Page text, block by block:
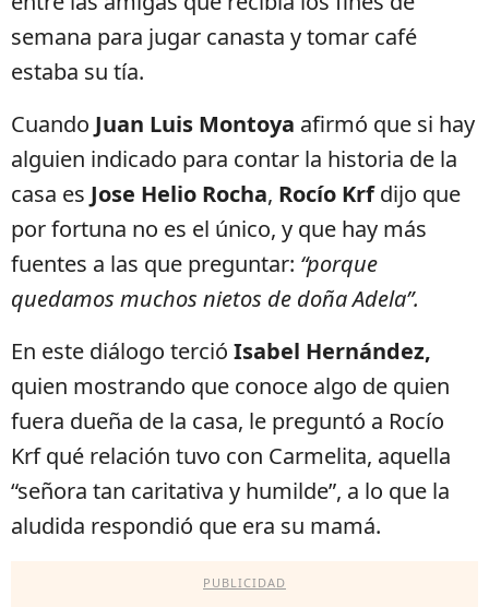
semana para jugar canasta y tomar café
estaba su tía.
Cuando Juan Luis Montoya afirmó que si hay
alguien indicado para contar la historia de la
casa es Jose Helio Rocha, Rocío Krfdijo que
por fortuna no es el único, y que hay más
fuentes a las que preguntar: “porque
quedamos muchos nietos de doña Adela”.
En este diálogo terció Isabel Hernández,
quien mostrando que conoce algo de quien
fuera dueña de la casa, le preguntó a Rocío
Krf qué relación tuvo con Carmelita, aquella
“señora tan caritativa y humilde”, a lo que la
aludida respondió que era su mamá.
PUBLICIDAD